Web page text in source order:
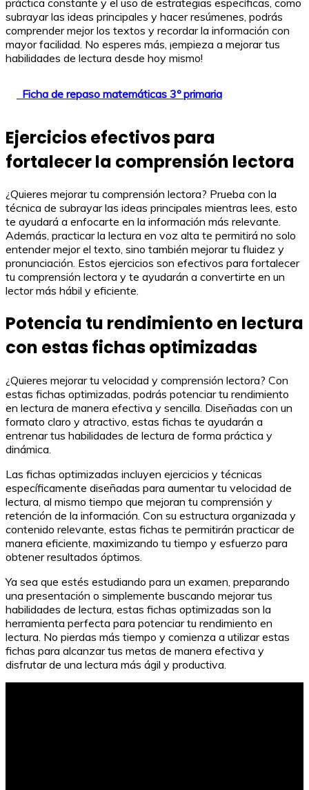
subrayar las ideas principales y hacer resúmenes, podrás
comprender mejor los textos y recordar la información con
mayor facilidad. No esperes más, ¡empieza a mejorar tus
habilidades de lectura desde hoy mismo!
Ficha de repaso matemáticas 3º primaria
Ejercicios efectivos para
fortalecer la comprensión lectora
¿Quieres mejorar tu comprensión lectora? Prueba con la
técnica de subrayar las ideas principales mientras lees, esto
te ayudará a enfocarte en la información más relevante.
Además, practicar la lectura en voz alta te permitirá no solo
entender mejor el texto, sino también mejorar tu fluidez y
pronunciación. Estos ejercicios son efectivos para fortalecer
tu comprensión lectora y te ayudarán a convertirte en un
lector más hábil y eficiente.
Potencia tu rendimiento en lectura
con estas fichas optimizadas
¿Quieres mejorar tu velocidad y comprensión lectora? Con
estas fichas optimizadas, podrás potenciar tu rendimiento
en lectura de manera efectiva y sencilla. Diseñadas con un
formato claro y atractivo, estas fichas te ayudarán a
entrenar tus habilidades de lectura de forma práctica y
dinámica.
Las fichas optimizadas incluyen ejercicios y técnicas
específicamente diseñadas para aumentar tu velocidad de
lectura, al mismo tiempo que mejoran tu comprensión y
retención de la información. Con su estructura organizada y
contenido relevante, estas fichas te permitirán practicar de
manera eficiente, maximizando tu tiempo y esfuerzo para
obtener resultados óptimos.
Ya sea que estés estudiando para un examen, preparando
una presentación o simplemente buscando mejorar tus
habilidades de lectura, estas fichas optimizadas son la
herramienta perfecta para potenciar tu rendimiento en
lectura. No pierdas más tiempo y comienza a utilizar estas
fichas para alcanzar tus metas de manera efectiva y
disfrutar de una lectura más ágil y productiva.